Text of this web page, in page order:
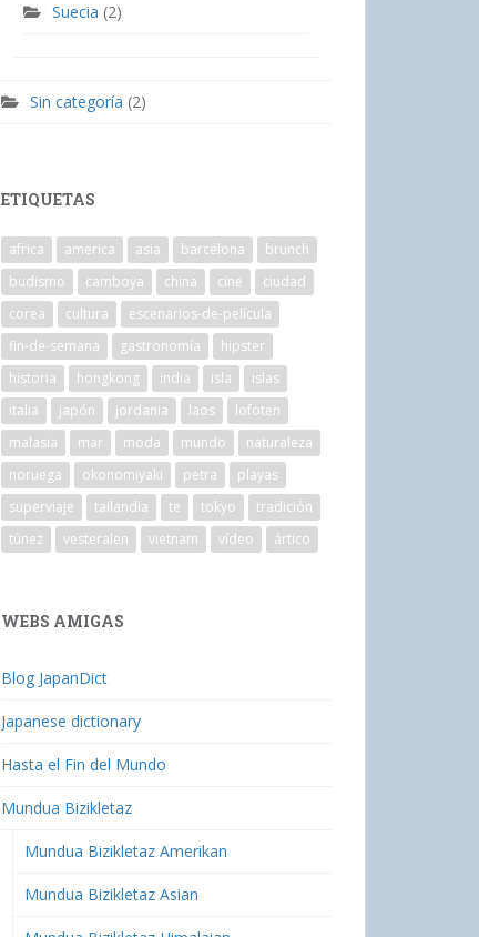
Suecia (2)
Sin categoría (2)
ETIQUETAS
africa america asia barcelona
brunch
budismo
camboya china cine
ciudad
corea
cultura
escenarios-de-película
fin-de-semana
gastronomía
hipster
historia
hongkong india isla
islas
italia
japón jordania laos
lofoten
malasia
mar moda mundo
naturaleza
noruega
okonomiyaki petra
playas
superviaje
tailandia te tokyo
tradición
túnez
vesteralen vietnam vídeo ártico
WEBS AMIGAS
Blog JapanDict
Japanese dictionary
Hasta el Fin del Mundo
Mundua Bizikletaz
Mundua Bizikletaz Amerikan
Mundua Bizikletaz Asian